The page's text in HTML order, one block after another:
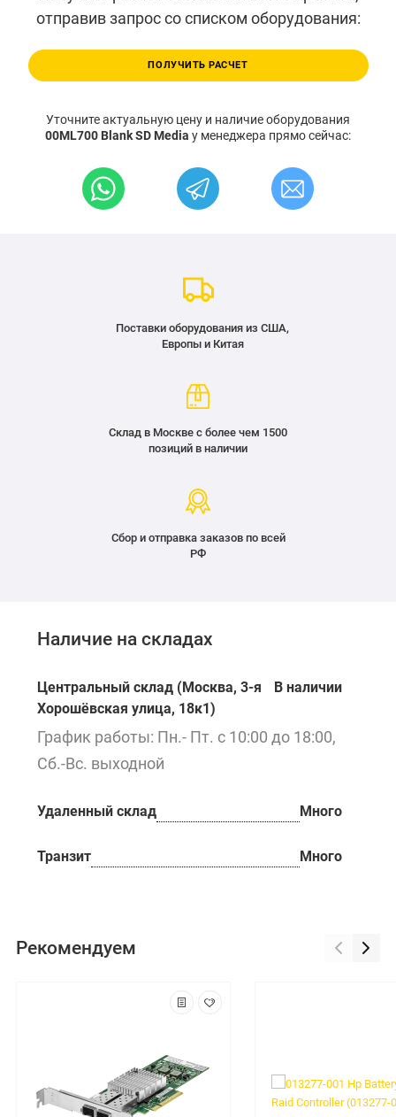
отправив запрос со списком оборудования:
ПОЛУЧИТЬ РАСЧЕТ
Уточните актуальную цену и наличие оборудования
00ML700 Blank SD Media у менеджера прямо сейчас:
Поставки оборудования из США,
Европы и Китая
Склад в Москве с более чем 1500
позиций в наличии
Сбор и отправка заказов по всей
РФ
Наличие на складах
Центральный склад (Москва, 3-я
Хорошёвская улица, 18к1)
В наличии
График работы: Пн.- Пт. с 10:00 до 18:00,
Сб.-Вс. выходной
Удаленный склад Много
Транзит Много
Рекомендуем